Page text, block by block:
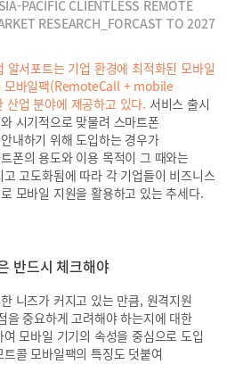
PACIFIC CLIENTLESS REMOTE
RESEARCH_FORCAST TO 2027
알서포트는 기업 환경에 최적화된 모바일
모바일팩(RemoteCall + mobile
업 분야에 제공하고 있다. 서비스 출시
시기적으로 맞물려 스마트폰
내하기 위해 도입하는 경우가
폰의 용도와 이용 목적이 그 때와는
고도화됨에 따라 각 기업들이 비즈니스
모바일 지원을 활용하고 있는 추세다.
반드시 체크해야
니즈가 커지고 있는 만큼, 원격지원
을 중요하게 고려해야 하는지에 대한
모바일 기기의 속성을 중심으로 도입
콜 모바일팩의 특징도 덧붙여